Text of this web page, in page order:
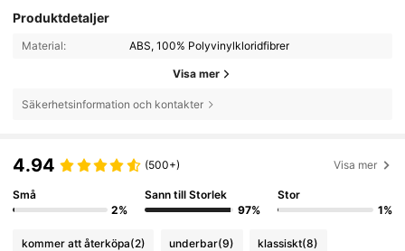
Produktdetaljer
Material: ABS, 100% Polyvinylkloridfibrer
Visa mer
Säkerhetsinformation och kontakter
4.94 (500+) Visa mer
Små
2%
Sann till Storlek
97%
Stor
1%
kommer att återköpa(2) underbar(9) klassiskt(8)